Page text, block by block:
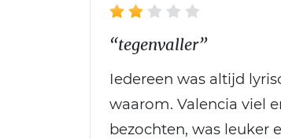
“tegenvaller”
Iedereen was altijd
waarom. Valencia viel
bezochten, was leuker